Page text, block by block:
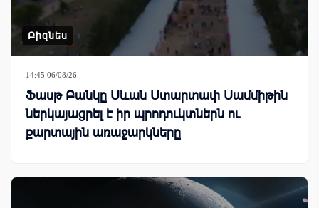
Բիզնես
14:45 06/08/26
Ֆասթ Բանկը Սևան Ստարտափ Սամմիթին
ներկայացրել է իր պրոդուկտներն ու
քարտային առաջարկները